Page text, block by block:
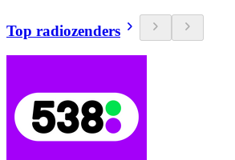
Top radiozenders